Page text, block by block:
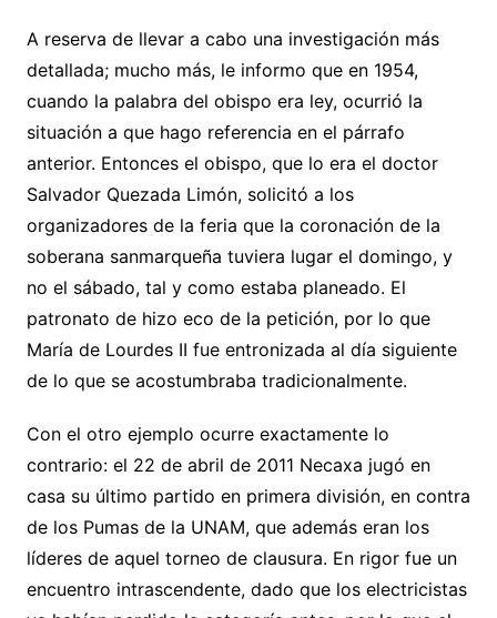
A reserva de llevar a cabo una investigación más
detallada; mucho más, le informo que en 1954,
cuando la palabra del obispo era ley, ocurrió la
situación a que hago referencia en el párrafo
anterior. Entonces el obispo, que lo era el doctor
Salvador Quezada Limón, solicitó a los
organizadores de la feria que la coronación de la
soberana sanmarqueña tuviera lugar el domingo, y
no el sábado, tal y como estaba planeado. El
patronato de hizo eco de la petición, por lo que
María de Lourdes II fue entronizada al día siguiente
de lo que se acostumbraba tradicionalmente.
Con el otro ejemplo ocurre exactamente lo
contrario: el 22 de abril de 2011 Necaxa jugó en
casa su último partido en primera división, en contra
de los Pumas de la UNAM, que además eran los
líderes de aquel torneo de clausura. En rigor fue un
encuentro intrascendente, dado que los electricistas